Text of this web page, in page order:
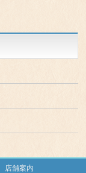
店舗案内